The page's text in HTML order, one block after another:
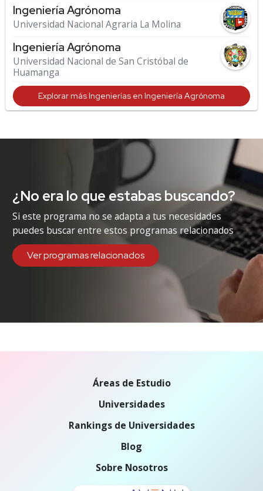
Ingeniería Agrónoma
Universidad Nacional Agraria La Molina
Ingeniería Agrónoma
Universidad Nacional de San Cristóbal de
Huamanga
Explorar más Ingenierías en Ingeniería Agrónoma
¿No era lo que estabas buscando?
Si este programa no se adapta a tus necesidades
puedes buscar entre estos programas relacionados
Ver programas relacionados
Áreas de Estudio
Universidades
Rankings de Universidades
Blog
Sobre Nosotros